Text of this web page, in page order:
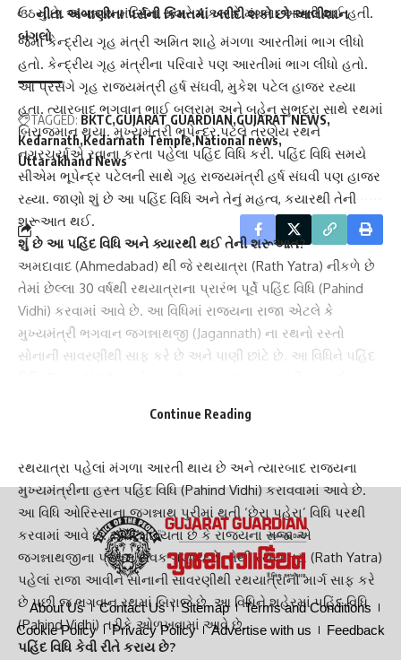
નીતા અંબાણીના પર્સની કિંમતમાં ખરીદી શકો છો આલીશાન
બંગલો
TAGGED: BKTC GUJARAT GUARDIAN GUJARAT NEWS
Kedarnath Kedarnath Temple National news
Uttarakhand News
ઉઠયું છે. જગન્નાથ મંદિરમાં સવારે 4 કલાકે મંગળા આરતી થઈ હતી.
જેમાંકેન્દ્રીય ગૃહ મંત્રી અમિત શાહે મંગળા આરતીમાં ભાગ લીધો
હતો. કેન્દ્રીય ગૃહ મંત્રીના પરિવારે પણ આરતીમાં ભાગ લીધો હતો.
આ પ્રસંગે ગૃહ રાજ્યમંત્રી હર્ષ સંઘવી, મુકેશ પટેલ હાજર રહ્યા
હતા. ત્યારબાદ ભગવાન ભાઈ બલરામ અને બહેન સુભદ્રા સાથે રથમાં
બિરાજમાન થયા. મુખ્યમંત્રી ભૂપેન્દ્ર પટેલે ત્રણેય રથને
નગરચર્યાએ રવાના કરતા પહેલા પહિંદ વિધિ કરી. પહિંદ વિધિ સમયે
સીએમ ભૂપેન્દ્ર પટેલની સાથે ગૃહ રાજ્યમંત્રી હર્ષ સંઘવી પણ હાજર
રહ્યા. જાણો શું છે આ પહિંદ વિધિ અને તેનું મહત્વ, કયારથી તેની
શરૂઆત થઈ.
શું છે આ પહિંદ વિધિ અને ક્યારથી થઈ તેની શરૂઆત?
અમદાવાદ (Ahmedabad) થી જે રથયાત્રા (Rath Yatra) નીકળે છે
તેમાં છેલ્લા 30 વર્ષથી રથયાત્રાના પ્રારંભ પૂર્વે પહિંદ વિધિ (Pahind
Vidhi) કરવામાં આવે છે. આ વિધિમાં રાજ્યના રાજા એટલે કે
મુખ્યમંત્રી ભગવાન જગન્નાથજી (Jagannath) ના રથનો રસ્તો
સોનાની સાવરણીથી સાફ કરે છે અને પાણી છાંટે છે. આ વિધિને પહિંદ
શરૂઆત 1990થી શરૂ કરવામાં આવી હતી.
રથયાત્રા પહેલાં મંગળા આરતી થાય છે અને ત્યારબાદ રાજ્યના
મુખ્યમંત્રીના હસ્તપહિંદ વિધિ(Pahind Vidhi) કરાવવામાં આવે છે.
આ વિધિ ઓરિસ્સાના જગન્નાથ પુરીમાં થતી ‘છેરા પહેરા’ વિધિ પરથી
કરવામાં આવે છે. એવી માન્યતા છે કે રાજ્યના રાજા એ
જગન્નાથજીના પ્રથમ સેવક ગણાય છે. તેથીરથયાત્રા (Rath Yatra)
પહેલાં રાજા આવીને સોનાની સાવરણીથી રથયાત્રાનો માર્ગ સાફ કરે
છે પછી જ ભગવાન રથમાં બિરાજે છે. આ વિધિને શહેરમાં પહિંદ વિધિ
(Pahind Vidhi) તરીકે ઓળખવામાં આવે છે.
પહિંદ વિધિ કેવી રીતે કરાય છે?
Continue Reading
About Us Contact Us Sitemap
Terms and Conditions
Cookie Policy
Privacy Policy Advertise with us Feedback